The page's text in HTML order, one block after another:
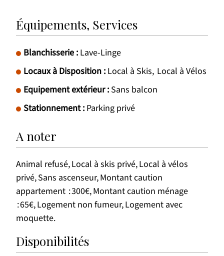
Équipements, Services
Blanchisserie : Lave-Linge
Locaux à Disposition : Local à Skis Local à Vélos
Equipement extérieur: Sans balcon
Stationnement: Parking privé
A noter
Animal refusé Local à skis privé Local à vélos
privé Sans ascenseur Montant caution
appartement 300€ Montant caution ménage
65€ Logement non fumeur Logement avec
moquette
Disponibilités